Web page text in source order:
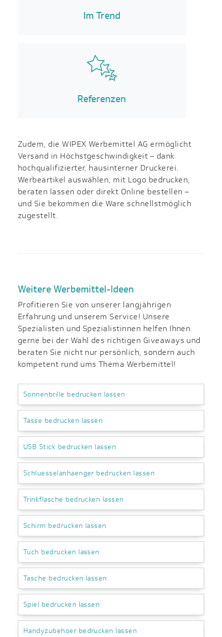
Im Trend
Referenzen
Zudem, die WIPEX Werbemittel AG ermöglicht
Versand in Höchst­geschwin­digkeit – dank
hochqualifizierter, haus­interner Druckerei.
Werbeartikel auswählen, mit Logo bedrucken,
beraten lassen oder direkt Online bestellen –
und Sie bekommen die Ware schnellstmöglich
zugestellt.
Weitere Werbemittel-Ideen
Profitieren Sie von unserer langjährigen
Erfahrung und unserem Service! Unsere
Spezialisten und Spezialistinnen helfen Ihnen
gerne bei der Wahl des richtigen Giveaways und
beraten Sie nicht nur persönlich, sondern auch
kompetent rund ums Thema Werbemittel!
Sonnenbrille bedrucken lassen
Tasse bedrucken lassen
USB Stick bedrucken lassen
Schluesselanhaenger bedrucken lassen
Trinkflasche bedrucken lassen
Schirm bedrucken lassen
Tuch bedrucken lassen
Tasche bedrucken lassen
Spiel bedrucken lassen
Handyzubehoer bedrucken lassen